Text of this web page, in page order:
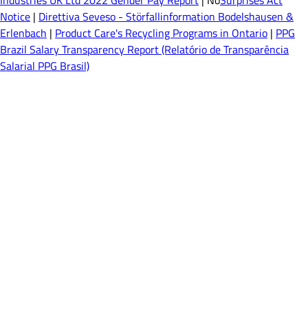
Notice | Direttiva Seveso - Störfallinformation Bodelshausen &
Erlenbach | Product Care's Recycling Programs in Ontario | PPG
Brazil Salary Transparency Report (Relatório de Transparência
Salarial PPG Brasil)